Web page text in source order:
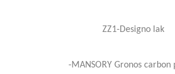
ZZ1-Designo lak
-MANSORY Gronos carbon